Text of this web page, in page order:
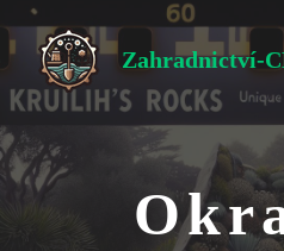
Přeskočit
na
obsah
Zahradnictví-